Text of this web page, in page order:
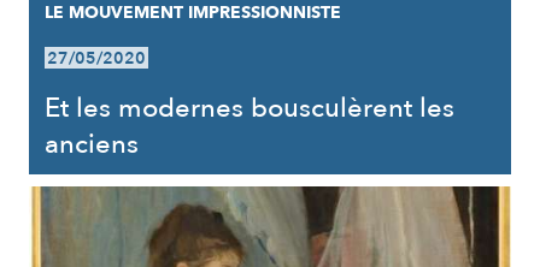
LE MOUVEMENT IMPRESSIONNISTE
27/05/2020
Et les modernes bousculèrent les
anciens